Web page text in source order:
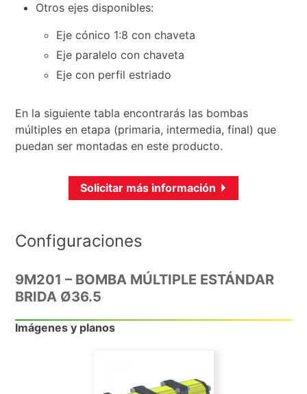
Otros ejes disponibles:
Eje cónico 1:8 con chaveta
Eje paralelo con chaveta
Eje con perfil estriado
En la siguiente tabla encontrarás las bombas
múltiples en etapa (primaria, intermedia, final) que
puedan ser montadas en este producto.
Solicitar más información
Configuraciones
9M201 – BOMBA MÚLTIPLE ESTÁNDAR
BRIDA Ø36.5
Imágenes y planos